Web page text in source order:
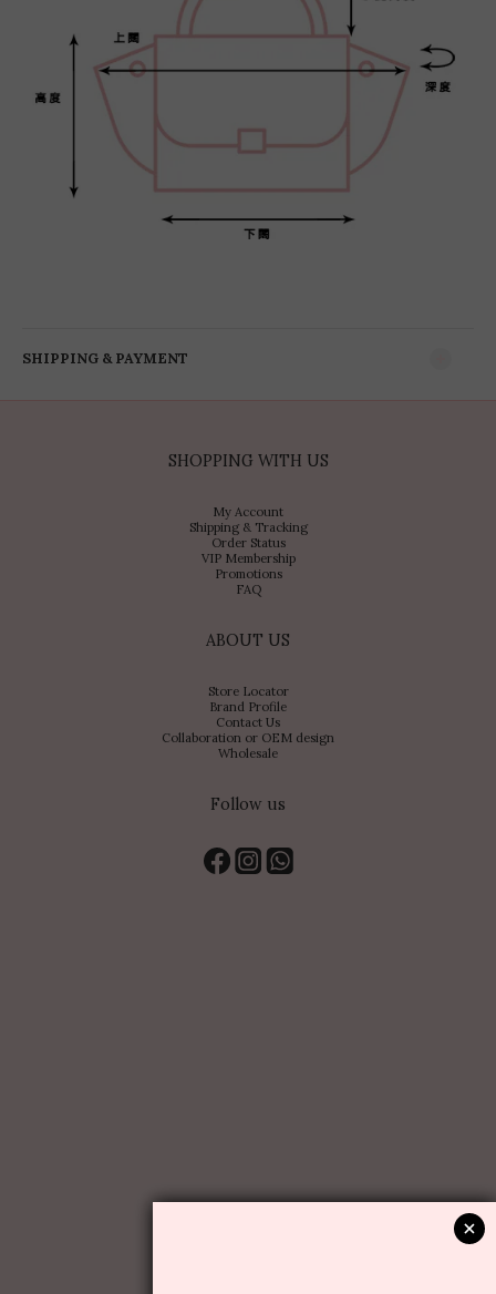
SHIPPING & PAYMENT
SHOPPING WITH US
My Account
Shipping & Tracking
Order Status
VIP Membership
Promotions
FAQ
ABOUT US
Store Locator
Brand Profile
Contact Us
Collaboration or OEM design
Wholesale
Follow us